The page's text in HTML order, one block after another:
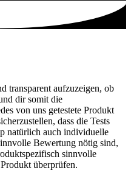
transparent aufzuzeigen, ob
dir somit die
von uns getestete Produkt
dass die Tests
natürlich auch individuelle
Bewertung nötig sind,
sinnvolle
überprüfen.